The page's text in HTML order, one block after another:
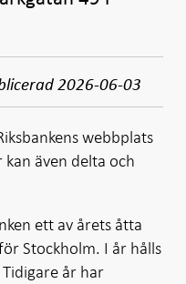
2026-06-03
webbplats
kan även delta och
ett av årets åtta
Stockholm. I år hålls
år har